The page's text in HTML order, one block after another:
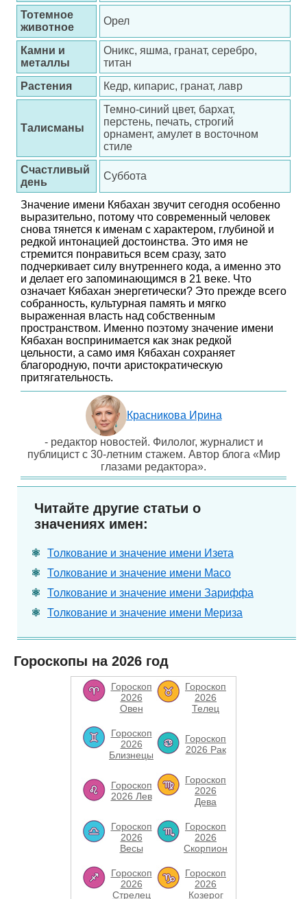
Тотемное
животное
Орел
Камни и
металлы
Оникс, яшма, гранат, серебро,
титан
Растения
Кедр, кипарис, гранат, лавр
Талисманы
Темно-синий цвет, бархат,
перстень, печать, строгий
орнамент, амулет в восточном
стиле
Счастливый
день
Суббота
Значение имени Кябахан звучит сегодня особенно
выразительно, потому что современный человек
снова тянется к именам с характером, глубиной и
редкой интонацией достоинства. Это имя не
стремится понравиться всем сразу, зато
подчеркивает силу внутреннего кода, а именно это
и делает его запоминающимся в 21 веке. Что
означает Кябахан энергетически? Это прежде всего
собранность, культурная память и мягко
выраженная власть над собственным
пространством. Именно поэтому значение имени
Кябахан воспринимается как знак редкой
цельности, а само имя Кябахан сохраняет
благородную, почти аристократическую
притягательность.
Красникова Ирина
- редактор новостей. Филолог, журналист и
публицист с 30-летним стажем. Автор блога «Мир
глазами редактора».
Читайте другие статьи о
значениях имен:
Толкование и значение имени Изета
Толкование и значение имени Масо
Толкование и значение имени Зариффа
Толкование и значение имени Мериза
Гороскопы на 2026 год
Гороскоп
2026
Овен
Гороскоп
2026
Телец
Гороскоп
2026
Близнецы
Гороскоп
2026 Рак
Гороскоп
2026 Лев
Гороскоп
2026
Дева
Гороскоп
2026
Весы
Гороскоп
2026
Скорпион
Гороскоп
2026
Стрелец
Гороскоп
2026
Козерог